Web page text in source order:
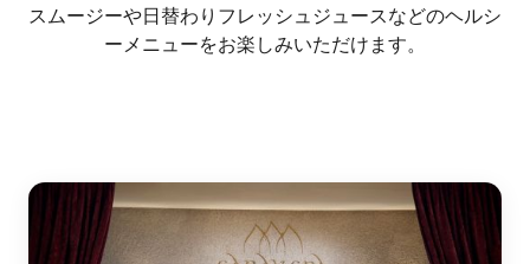
スムージーや日替わりフレッシュジュースなどのヘルシ
ーメニューをお楽しみいただけます。